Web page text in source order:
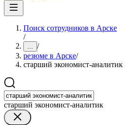
Поиск сотрудников в Арске
/
... /
резюме в Арске/
старший экономист-аналитик
старший экономист-аналитик